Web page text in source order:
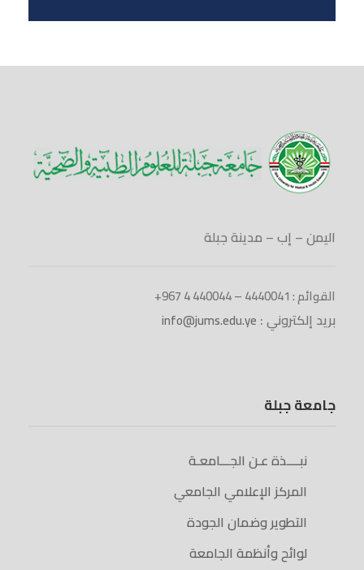
اليمن – إب – مدينة جبلة
القوائم : 4440041 – 440044 4 967+
بريد إلكتروني : info@jums.edu.ye
جامعة جبلة
نبــــذة عـن الجـــامعـة
المركز الإعلامي الجامعي
التطوير وضمان الجودة
لوائح وأنظمة الجامعة